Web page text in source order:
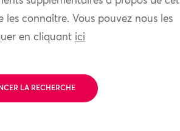
les connaître. Vous pouvez nous les
en cliquant ici
LA RECHERCHE